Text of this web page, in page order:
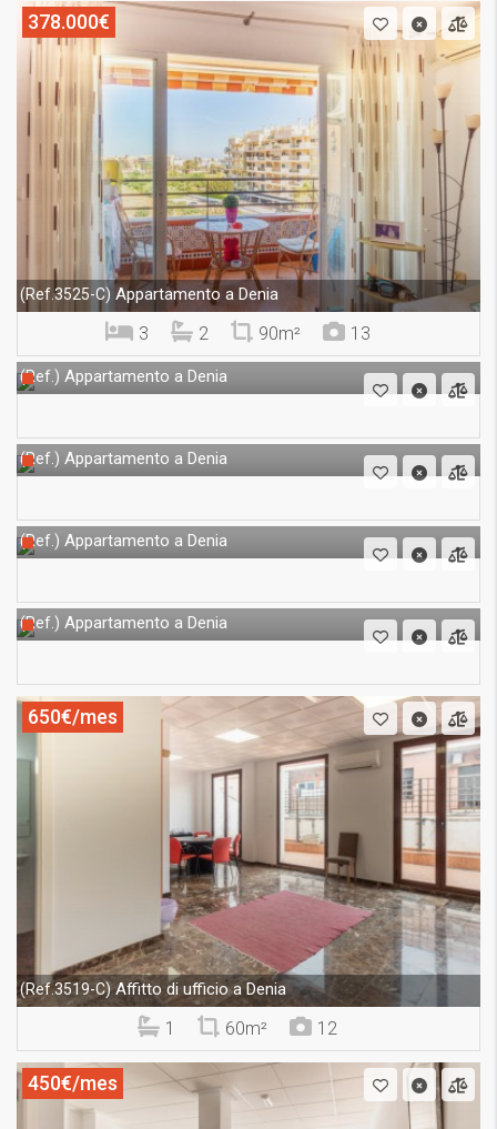
378.000€
(Ref.3525-C) Appartamento a Denia
3 2 90m² 13
(Ref.) Appartamento a Denia
(Ref.) Appartamento a Denia
(Ref.) Appartamento a Denia
(Ref.) Appartamento a Denia
650€/mes
(Ref.3519-C)Affitto di ufficio a Denia
1 60m² 12
450€/mes